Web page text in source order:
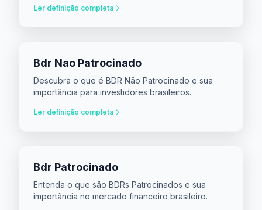
Ler definição completa
Bdr Nao Patrocinado
Descubra o que é BDR Não Patrocinado e sua
importância para investidores brasileiros.
Ler definição completa
Bdr Patrocinado
Entenda o que são BDRs Patrocinados e sua
importância no mercado financeiro brasileiro.